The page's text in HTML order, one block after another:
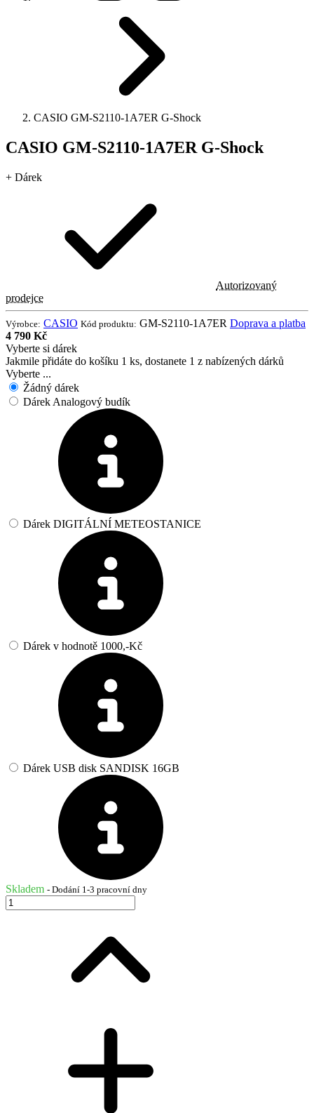
CASIO GM-S2110-1A7ER G-Shock
CASIO GM-S2110-1A7ER G-Shock
+ Dárek
Autorizovaný
prodejce
Výrobce: CASIO Kód produktu: GM-S2110-1A7ER Doprava a platba
4 790 Kč
Vyberte si dárek
Jakmile přidáte do košíku 1 ks, dostanete 1 z nabízených dárků
Vyberte ...
Žádný dárek
Dárek Analogový budík
Dárek DIGITÁLNÍ METEOSTANICE
Dárek v hodnotě 1000,-Kč
Dárek USB disk SANDISK 16GB
Skladem - Dodání 1-3 pracovní dny